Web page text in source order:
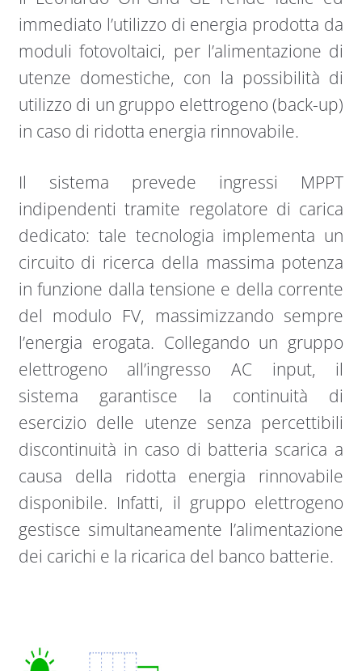
immediato l’utilizzo di energia prodotta da
moduli fotovoltaici, per l’alimentazione di
utenze domestiche, con la possibilità di
utilizzo di un gruppo elettrogeno (back-up)
in caso di ridotta energia rinnovabile.
Il sistema prevede ingressi MPPT
indipendenti tramite regolatore di carica
dedicato: tale tecnologia implementa un
circuito di ricerca della massima potenza
in funzione dalla tensione e della corrente
del modulo FV, massimizzando sempre
l’energia erogata. Collegando un gruppo
elettrogeno all’ingresso AC input, il
sistema garantisce la continuità di
esercizio delle utenze senza percettibili
discontinuità in caso di batteria scarica a
causa della ridotta energia rinnovabile
disponibile. Infatti, il gruppo elettrogeno
gestisce simultaneamente l’alimentazione
dei carichi e la ricarica del banco batterie.